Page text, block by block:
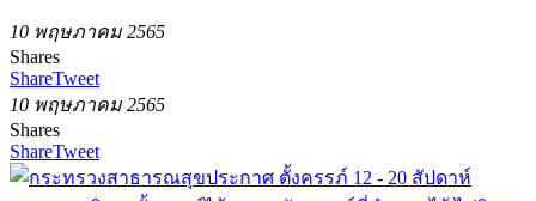
10 พฤษภาคม 2565
Shares
ShareTweet
10 พฤษภาคม 2565
Shares
ShareTweet